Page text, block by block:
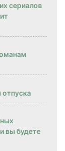
сериалов
отпуска
вы будете